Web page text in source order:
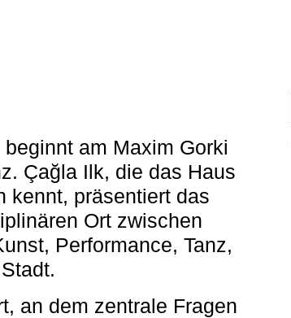
am Maxim Gorki
Çağla Ilk, die das Haus
kennt, präsentiert das
Ort zwischen
Performance, Tanz,
an dem zentrale Fragen